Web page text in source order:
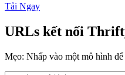
Tải Ngay
URLs kết nối
Mẹo: Nhấp vào một mô hình